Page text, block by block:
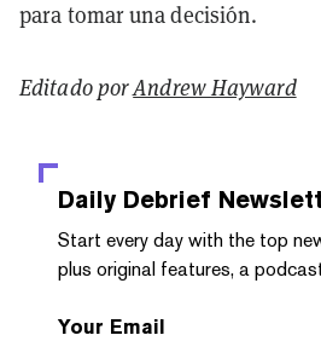
para tomar una decisión.
Editado porAndrew Hayward
Daily Debrief
Start every day with the top
plus original features, a
Your Email